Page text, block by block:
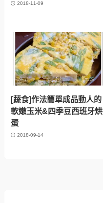
2018-11-09
[蔬食]作法簡單成品動人的
軟嫩玉米&四季豆西班牙烘
蛋
2018-09-14